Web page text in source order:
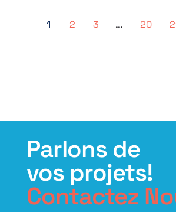
1 2 3 … 20
Parlons de
vos projets!
Contactez